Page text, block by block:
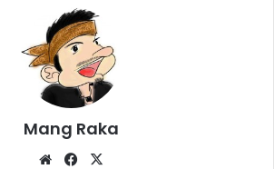
Mang Raka
WebsiteFacebook